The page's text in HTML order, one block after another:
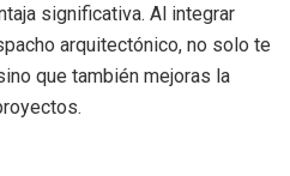
significativa. Al integrar
arquitectónico, no solo te
que también mejoras la